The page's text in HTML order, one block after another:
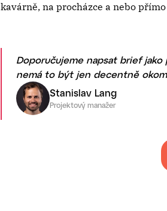
kavárně, na procházce a nebo
Doporučujeme napsat brief
nemá to být jen decentně
Stanislav Lang
Projektový manažer